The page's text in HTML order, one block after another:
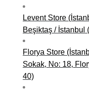
Levent Store
Beşiktaş / İstanbul
Florya Store
Sokak, No: 18,
40)